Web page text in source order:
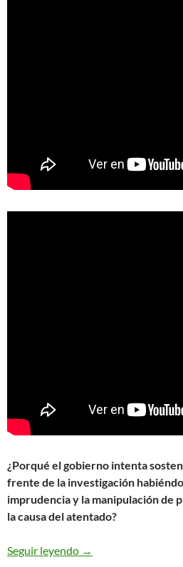
¿Porqué el gobierno intenta
frente de la investigación
imprudencia y la manipulación de
la causa del atentado?
Seguir leyendo ¿Existe relación
→